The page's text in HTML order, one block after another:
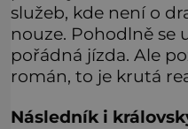
služeb, kde není o
nouze. Pohodlně se
pořádná jízda. Ale
román, to je krutá
Následník i